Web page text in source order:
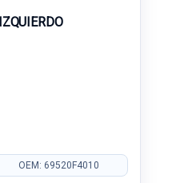
OEM: 69520F4010